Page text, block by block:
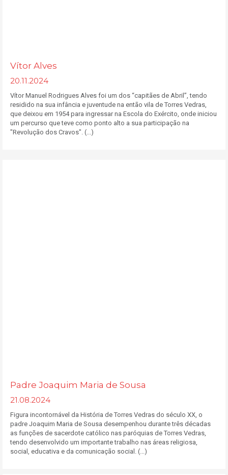
Vítor Alves
20.11.2024
Vítor Manuel Rodrigues Alves foi um dos “capitães de Abril”, tendo
residido na sua infância e juventude na então vila de Torres Vedras,
que deixou em 1954 para ingressar na Escola do Exército, onde iniciou
um percurso que teve como ponto alto a sua participação na
"Revolução dos Cravos". (...)
Padre Joaquim Maria de Sousa
21.08.2024
Figura incontornável da História de Torres Vedras do século XX, o
padre Joaquim Maria de Sousa desempenhou durante três décadas
as funções de sacerdote católico nas paróquias de Torres Vedras,
tendo desenvolvido um importante trabalho nas áreas religiosa,
social, educativa e da comunicação social. (...)